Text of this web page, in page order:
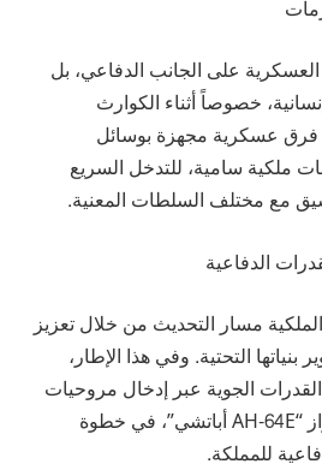
على الجانب الدفاعي، بل
خصوصاً أثناء الكوارث
فرق عسكرية مجهزة بوسائل
ملكية سامية، للتدخل السريع
مع مختلف السلطات المعنية.
الدفاعية
مسار التحديث من خلال تعزيز
بنياتها التحتية. وفي هذا الإطار،
2026 تعزيز القدرات الجوية عبر إدخال مروحيات
هجومية متطورة من طراز “AH-64E أباتشي”، في خطوة
للمملكة.